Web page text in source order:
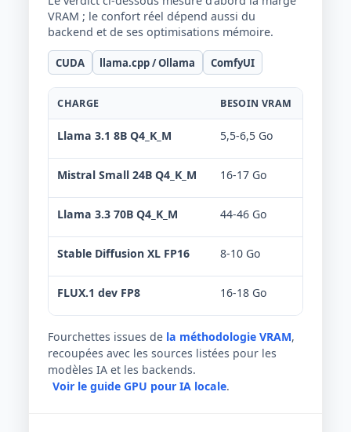
VRAM ; le confort réel dépend aussi du
backend et de ses optimisations mémoire.
CUDA llama.cpp / Ollama ComfyUI
CHARGE BESOIN VRAM
Llama 3.1 8B Q4_K_M 5,5-6,5 Go
Mistral Small 24B Q4_K_M 16-17 Go
Llama 3.3 70B Q4_K_M 44-46 Go
Stable Diffusion XL FP16 8-10 Go
FLUX.1 dev FP8 16-18 Go
Fourchettes issues de la méthodologie VRAM,
recoupées avec les sources listées pour les
modèles IA et les backends.
Voir le guide GPU pour IA locale.